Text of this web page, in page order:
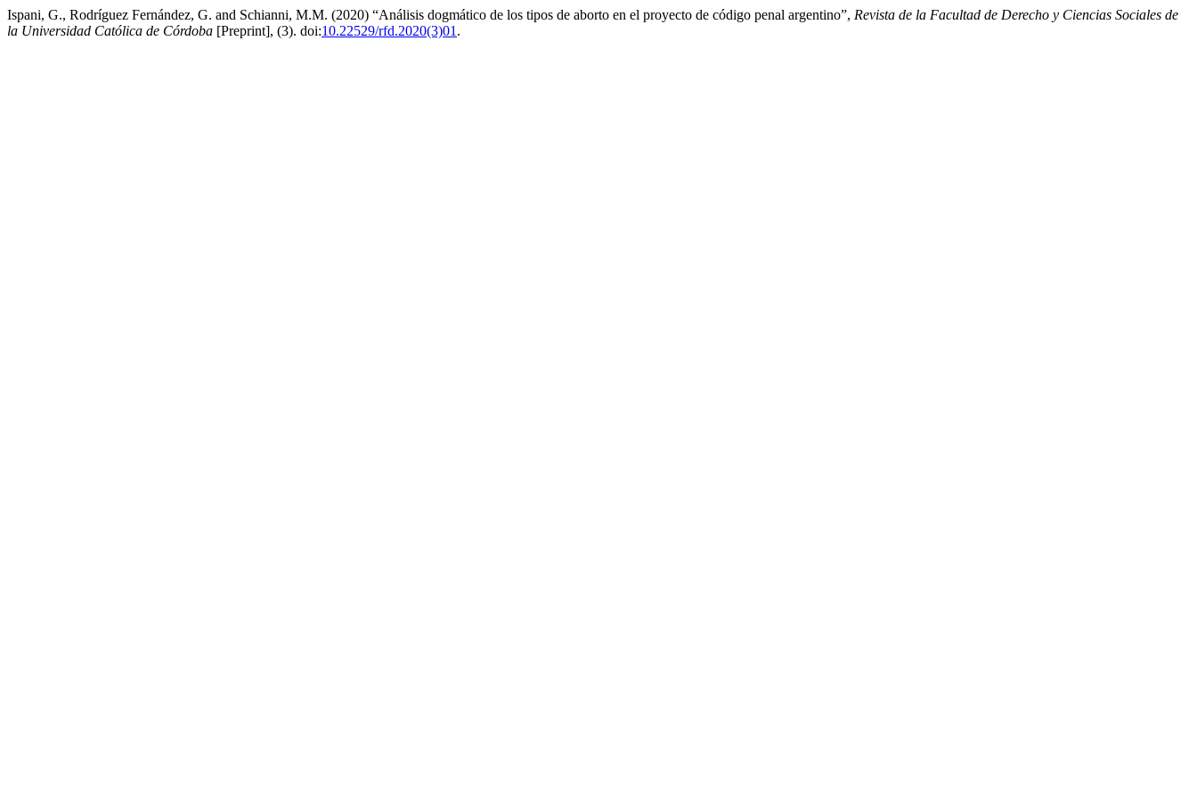
Ispani, G., Rodríguez Fernández, G. and Schianni, M.M. (2020) “Análisis dogmático de los tipos de aborto en el proyecto de código penal argentino”, Revista de la Facultad de Derecho y Ciencias Sociales de
la Universidad Católica de Córdoba [Preprint], (3). doi:10.22529/rfd.2020(3)01 .